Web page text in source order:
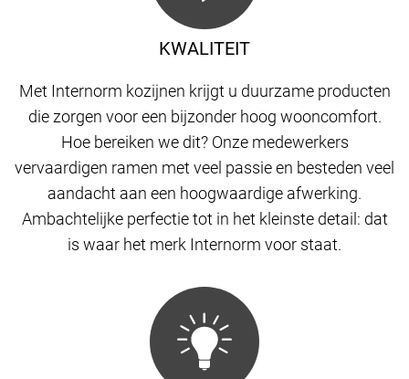
KWALITEIT
Met Internorm kozijnen krijgt u duurzame producten
die zorgen voor een bijzonder hoog wooncomfort.
Hoe bereiken we dit? Onze medewerkers
vervaardigen ramen met veel passie en besteden veel
aandacht aan een hoogwaardige afwerking.
Ambachtelijke perfectie tot in het kleinste detail: dat
is waar het merk Internorm voor staat.